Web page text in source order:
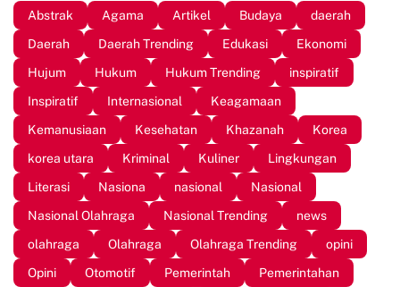
Abstrak Agama Artikel Budaya
daerah
Daerah
Daerah Trending Edukasi
Ekonomi
Hujum
Hukum Hukum Trending
inspiratif
Inspiratif
Internasional
Keagamaan
Kemanusiaan
Kesehatan Khazanah
Korea
korea utara
Kriminal Kuliner
Lingkungan
Literasi
Nasiona nasional
Nasional
Nasional Olahraga
Nasional Trending
news
olahraga
Olahraga Olahraga Trending
opini
Opini
Otomotif Pemerintah
Pemerintahan